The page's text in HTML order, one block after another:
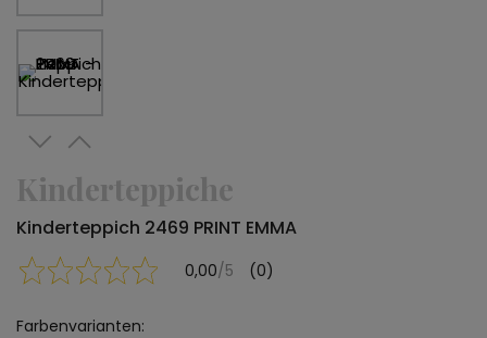
Kinderteppiche
Kinderteppich 2469 PRINT EMMA
0,00/5 (0)
Farbenvarianten: